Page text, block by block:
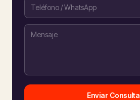
Enviar Consulta